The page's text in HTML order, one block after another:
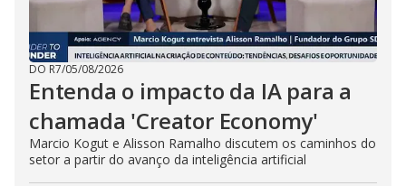
DO R7/05/08/2026
Entenda o impacto da IA para a
chamada 'Creator Economy'
Marcio Kogut e Alisson Ramalho discutem os caminhos do
setor a partir do avanço da inteligência artificial